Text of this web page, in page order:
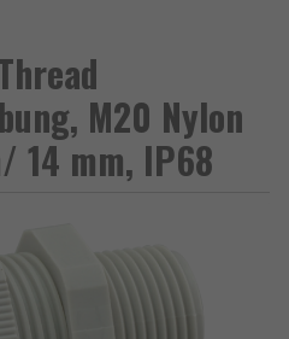
M20 Nylon
14 mm, IP68